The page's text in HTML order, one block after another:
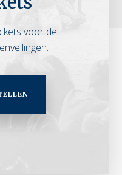
voor de